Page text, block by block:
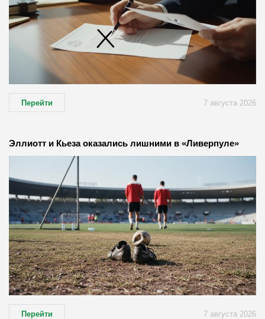
Перейти 7 августа 2026
Эллиотт и Кьеза оказались лишними в «Ливерпуле»
Перейти 7 августа 2026